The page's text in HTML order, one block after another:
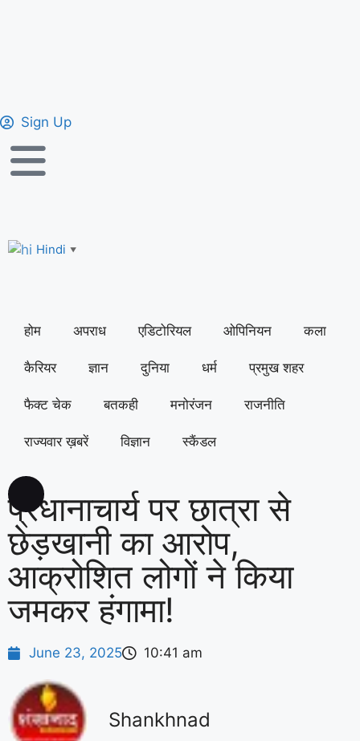
Sign Up
Hindi ▼
होम अपराध एडिटोरियल ओपिनियन कला
कैरियर ज्ञान दुनिया धर्म प्रमुख शहर
फैक्ट चेक बतकही मनोरंजन राजनीति
राज्यवार ख़बरें विज्ञान स्कैंडल
प्रधानाचार्य पर छात्रा से
छेड़खानी का आरोप,
आक्रोशित लोगों ने किया
जमकर हंगामा!
June 23, 2025 10:41 am
Shankhnad